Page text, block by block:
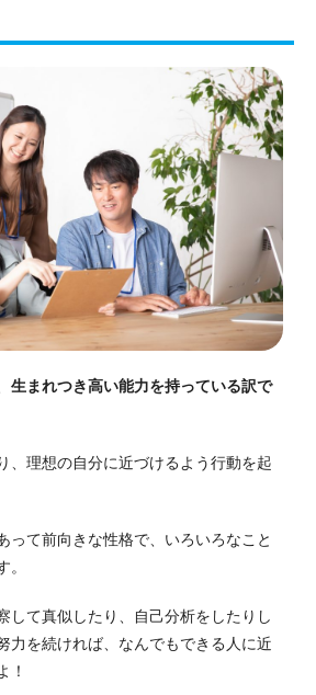
生まれつき高い能力を持っている訳で
、理想の自分に近づけるよう行動を起
って前向きな性格で、いろいろなこと
。
して真似したり、自己分析をしたりし
力を続ければ、なんでもできる人に近
！